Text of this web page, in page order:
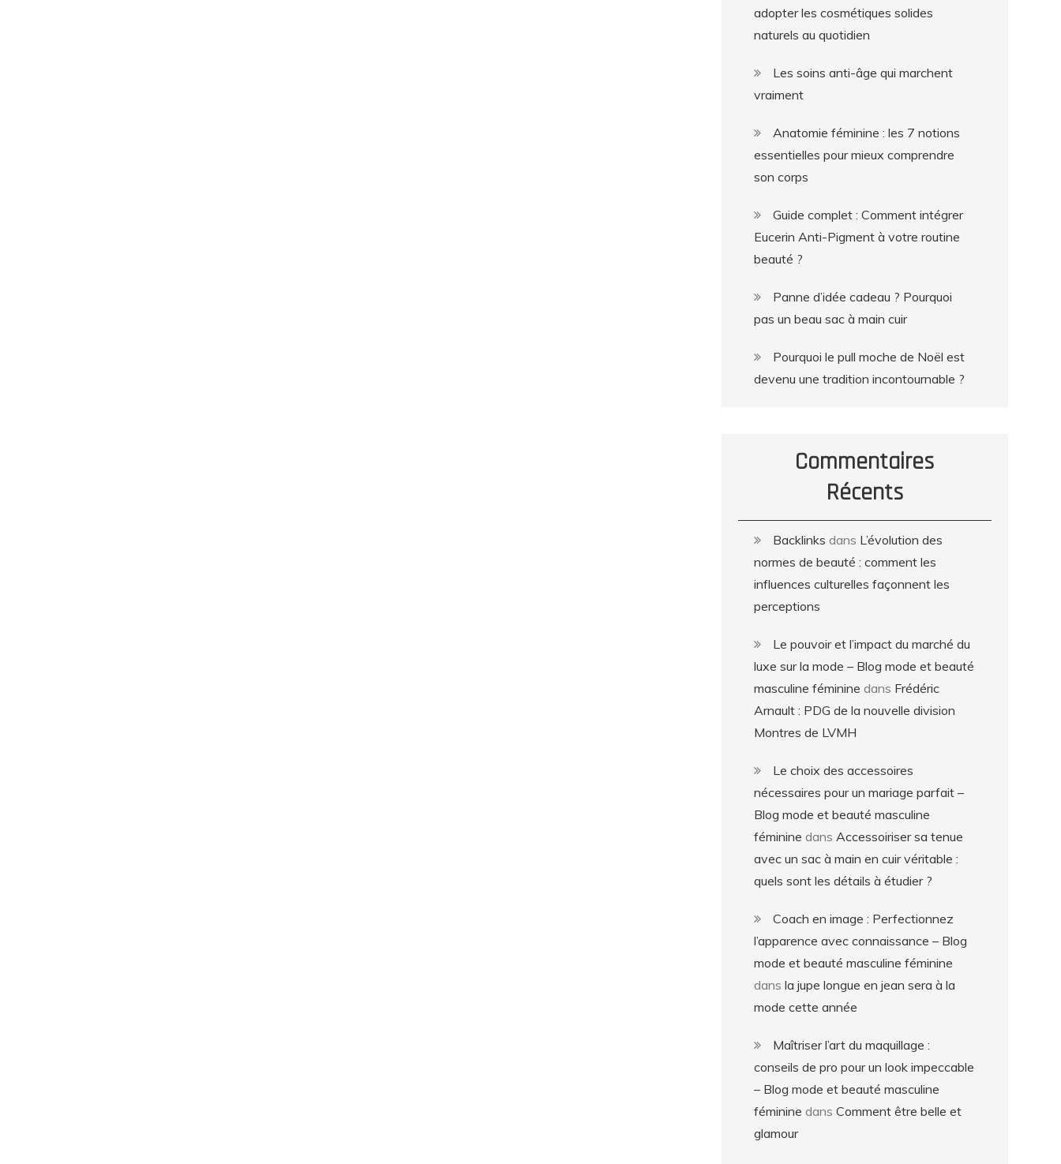
adopter les cosmétiques solides
naturels au quotidien
Les soins anti-âge qui marchent
vraiment
Anatomie féminine : les 7 notions
essentielles pour mieux comprendre
son corps
Guide complet : Comment intégrer
Eucerin Anti-Pigment à votre routine
beauté ?
Panne d’idée cadeau ? Pourquoi
pas un beau sac à main cuir
Pourquoi le pull moche de Noël est
devenu une tradition incontournable ?
Commentaires
Récents
Backlinks dans L’évolution des
normes de beauté : comment les
influences culturelles façonnent les
perceptions
Le pouvoir et l’impact du marché du
luxe sur la mode – Blog mode et beauté
masculine féminine dans Frédéric
Arnault : PDG de la nouvelle division
Montres de LVMH
Le choix des accessoires
nécessaires pour un mariage parfait –
Blog mode et beauté masculine
féminine dans Accessoiriser sa tenue
avec un sac à main en cuir véritable :
quels sont les détails à étudier ?
Coach en image : Perfectionnez
l’apparence avec connaissance – Blog
mode et beauté masculine féminine
dans la jupe longue en jean sera à la
mode cette année
Maîtriser l’art du maquillage :
conseils de pro pour un look impeccable
– Blog mode et beauté masculine
féminine dans Comment être belle et
glamour